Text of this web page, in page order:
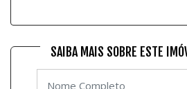
SAIBA MAIS SOBRE ESTE